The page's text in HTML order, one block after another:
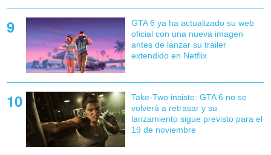
GTA 6 ya ha actualizado su web
oficial con una nueva imagen
antes de lanzar su tráiler
extendido en Netflix
Take-Two insiste: GTA 6 no se
volverá a retrasar y su
lanzamiento sigue previsto para el
19 de noviembre